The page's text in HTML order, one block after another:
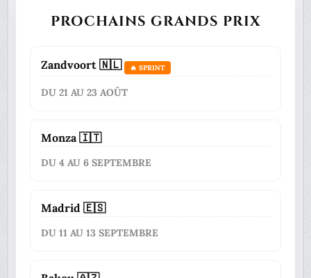
PROCHAINS GRANDS PRIX
Zandvoort 🇳🇱 🔥 SPRINT
DU 21 AU 23 AOÛT
Monza 🇮🇹
DU 4 AU 6 SEPTEMBRE
Madrid 🇪🇸
DU 11 AU 13 SEPTEMBRE